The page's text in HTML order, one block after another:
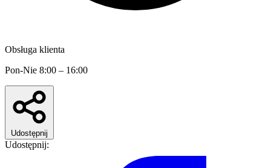
Obsługa klienta
Pon-Nie 8:00 – 16:00
Udostępnij
Udostępnij: